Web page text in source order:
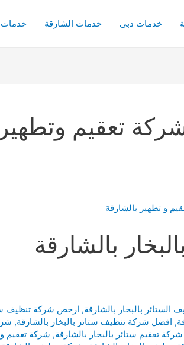
خدمات دبى خدمات الشارقة
تعقيم
بالشارقة
بالبخار بالشارقة, ارخص شركة تنظيف
, افضل شركة تنظيف ستائر بالبخار بالشارقة,
شركة تعقيم ستائر بالبخار بالشارقة, شركة تعقيم